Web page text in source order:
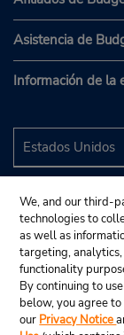
Asistencia de
Información de la
We, and our third-
technologies to
as well as
targeting,
functionality
By continuing to
below, you agree
our Privacy Notice